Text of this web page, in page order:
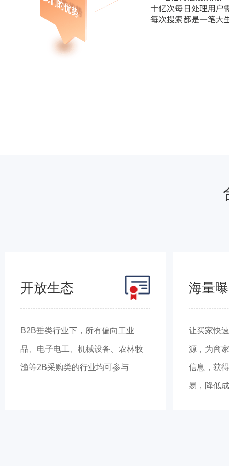
开放生态
B2B垂类行业下，所有偏向工业
品、电子电工、机械设备、农林牧
渔等2B采购类的行业均可参与
海量
让买家快
源，为商
信息，获
易，降低